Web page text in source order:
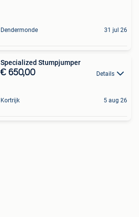
Dendermonde 31 jul 26
Specialized Stumpjumper
€ 650,00 Details
Kortrijk 5 aug 26